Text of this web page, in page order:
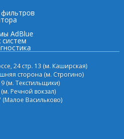
AdBlue
24 стр. 13 (м. Каширская)
сторона (м. Строгино)
(м. Текстильщики)
Речной вокзал)
Васильково)